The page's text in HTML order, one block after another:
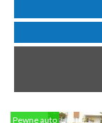
Pewne auto